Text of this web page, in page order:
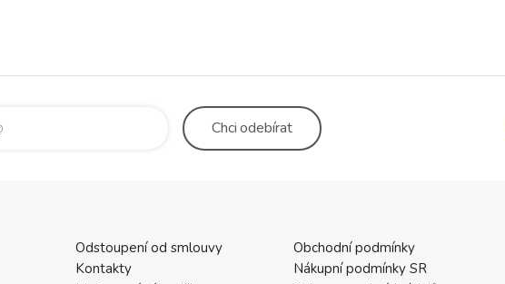
Chciodebírat
Odstoupení od smlouvy
Kontakty
Obchodní podmínky
Nákupní podmínky SR